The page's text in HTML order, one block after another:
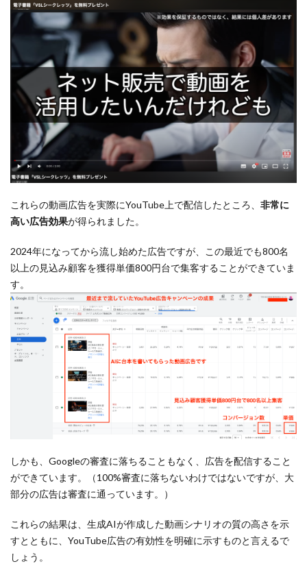
これらの動画広告を実際にYouTube上で配信したところ、 非常に
高い広告効果が得られました。
2024年になってから流し始めた広告ですが、この最近でも800名
以上の見込み顧客を獲得単価800円台で集客することができていま
す。
しかも、Googleの審査に落ちることもなく、広告を配信すること
ができています。（100%審査に落ちないわけではないですが、大
部分の広告は審査に通っています。）
これらの結果は、生成AIが作成した動画シナリオの質の高さを示
すとともに、YouTube広告の有効性を明確に示すものと言えるで
しょう。